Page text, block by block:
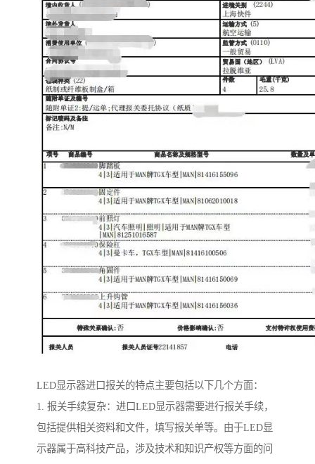
LED显示器进口报关的特点主要包括以下几个方面：
1. 报关手续复杂：进口LED显示器需要进行报关手续，
包括提供相关资料和文件，填写报关单等。由于LED显
示器属于高科技产品，涉及技术和知识产权等方面的问